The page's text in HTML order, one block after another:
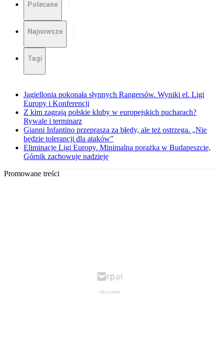
Polecane
Najnowsze
Tagi
Jagiellonia pokonała słynnych Rangersów. Wyniki el. Ligi
Europy i Konferencji
Z kim zagrają polskie kluby w europejskich pucharach?
Rywale i terminarz
Gianni Infantino przeprasza za błędy, ale też ostrzega. „Nie
będzie tolerancji dla ataków”
Eliminacje Ligi Europy. Minimalna porażka w Budapeszcie,
Górnik zachowuje nadzieję
Promowane treści